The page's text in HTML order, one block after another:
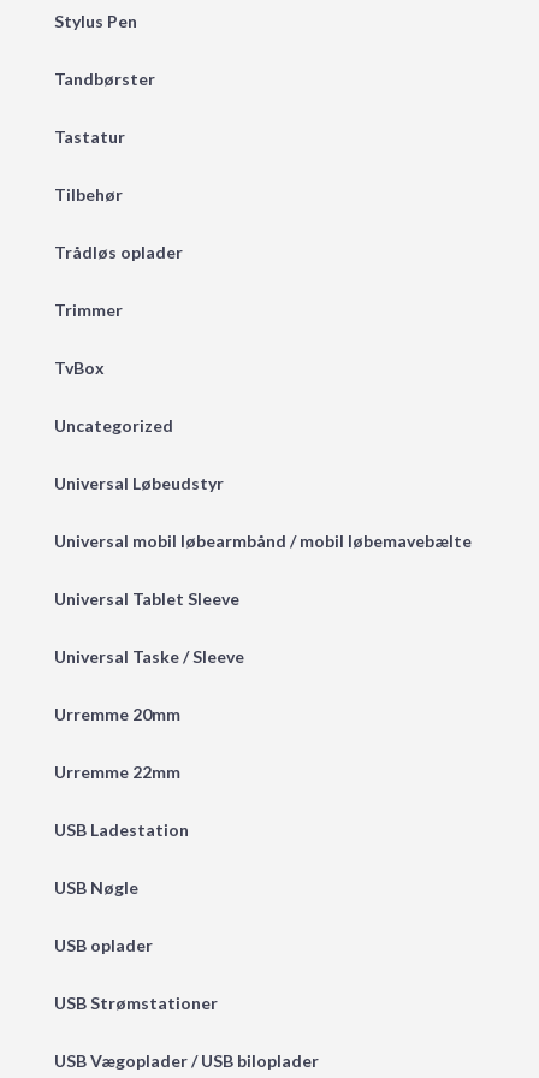
Stylus Pen
Tandbørster
Tastatur
Tilbehør
Trådløs oplader
Trimmer
TvBox
Uncategorized
Universal Løbeudstyr
Universal mobil løbearmbånd / mobil løbemavebælte
Universal Tablet Sleeve
Universal Taske / Sleeve
Urremme 20mm
Urremme 22mm
USB Ladestation
USB Nøgle
USB oplader
USB Strømstationer
USB Vægoplader / USB biloplader